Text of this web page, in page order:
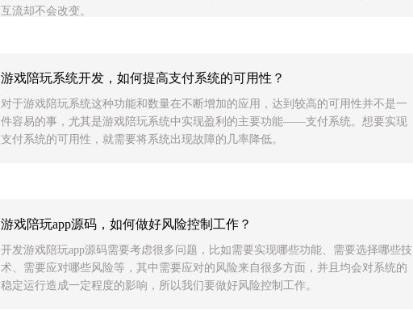
互流却不会改变。
游戏陪玩系统开发，如何提高支付系统的可用性？
对于游戏陪玩系统这种功能和数量在不断增加的应用，达到较高的可用性并不是一
件容易的事，尤其是游戏陪玩系统中实现盈利的主要功能——支付系统。想要实现
支付系统的可用性，就需要将系统出现故障的几率降低。
游戏陪玩app源码，如何做好风险控制工作？
开发游戏陪玩app源码需要考虑很多问题，比如需要实现哪些功能、需要选择哪些技
术、需要应对哪些风险等，其中需要应对的风险来自很多方面，并且均会对系统的
稳定运行造成一定程度的影响，所以我们要做好风险控制工作。